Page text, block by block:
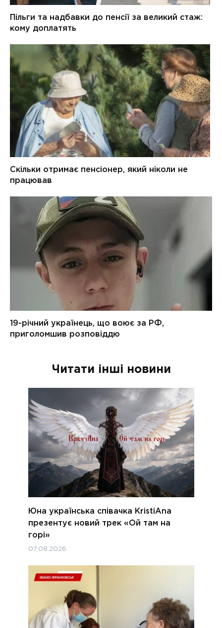
Читати інші новини
Юна українська співачка KristiAna
презентує новий трек «Ой там на
горі»
07.08.2026